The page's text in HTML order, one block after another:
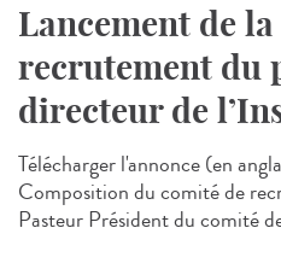
Lancement de
recrutement du
directeur de
Télécharger l'annonce (en
Composition du comité de
Pasteur Président du comité